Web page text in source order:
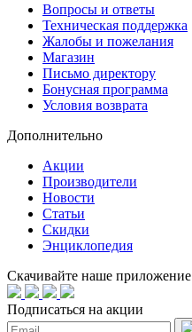
Вопросы и ответы
Техническая поддержка
Жалобы и пожелания
Магазин
Письмо директору
Бонусная программа
Условия возврата
Дополнительно
Акции
Производители
Новости
Статьи
Скидки
Энциклопедия
Скачивайте наше приложение
Подписаться на акции